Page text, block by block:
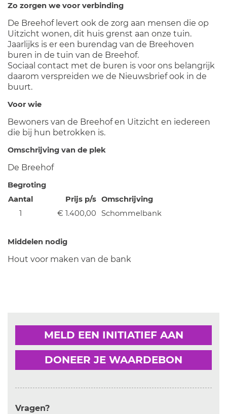
Zo zorgen we voor verbinding
De Breehof levert ook de zorg aan mensen die op
Uitzicht wonen, dit huis grenst aan onze tuin.
Jaarlijks is er een burendag van de Breehoven
buren in de tuin van de Breehof.
Sociaal contact met de buren is voor ons belangrijk
daarom verspreiden we de Nieuwsbrief ook in de
buurt.
Voor wie
Bewoners van de Breehof en Uitzicht en iedereen
die bij hun betrokken is.
Omschrijving van de plek
De Breehof
Begroting
Aantal
Prijs p/s Omschrijving
1
€ 1.400,00 Schommelbank
Middelen nodig
Hout voor maken van de bank
MELD EEN INITIATIEF AAN
DONEER JE WAARDEBON
Vragen?